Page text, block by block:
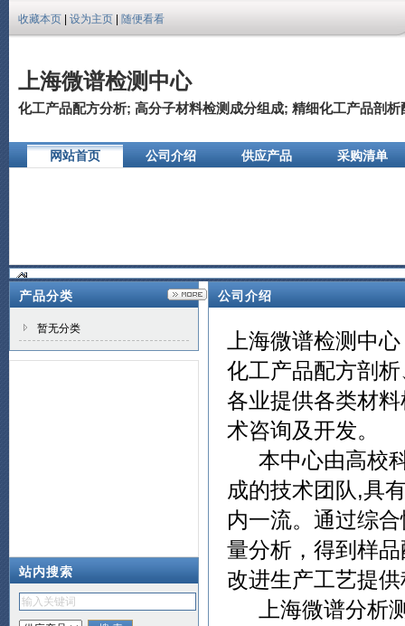
收藏本页 设为主页 随便看看
上海微谱检测中心
化工产品配方分析; 高分子材料检测成分组成; 精细化工产品剖
网站首页 公司介绍 供应产品
采购清单
产品分类
暂无分类
站内搜索
公司介绍
上海微谱检测中
化工产品配方剖
各业提供各类材
术咨询及开发。
本中心由高校科
成的技术团队,具
内一流。通过综
量分析，得到样
改进生产工艺提
上海微谱分析测